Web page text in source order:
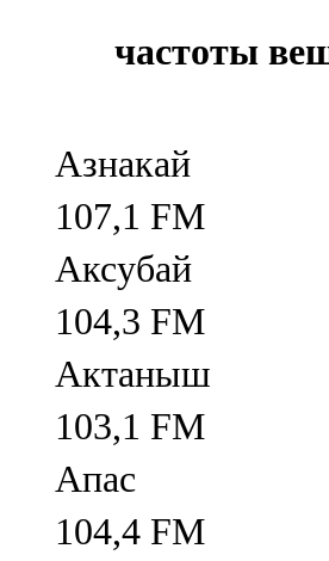
частоты
Азнакай
107,1 FM
Аксубай
104,3 FM
Актаныш
103,1 FM
Апас
104,4 FM